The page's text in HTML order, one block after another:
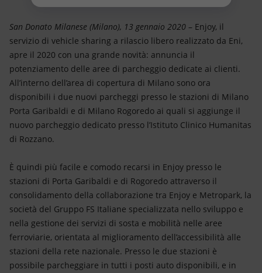
Modello satellitare
Energia accessibile
Innovazione
Scenari energetici
Attività nel mondo
San Donato Milanese (Milano), 13 gennaio 2020 – Enjoy, il
servizio di vehicle sharing a rilascio libero realizzato da Eni,
apre il 2020 con una grande novità: annuncia il
potenziamento delle aree di parcheggio dedicate ai clienti.
All’interno dell’area di copertura di Milano sono ora
disponibili i due nuovi parcheggi presso le stazioni di Milano
Porta Garibaldi e di Milano Rogoredo ai quali si aggiunge il
nuovo parcheggio dedicato presso l’Istituto Clinico Humanitas
di Rozzano.
È quindi più facile e comodo recarsi in Enjoy presso le
stazioni di Porta Garibaldi e di Rogoredo attraverso il
consolidamento della collaborazione tra Enjoy e Metropark, la
società del Gruppo FS Italiane specializzata nello sviluppo e
nella gestione dei servizi di sosta e mobilità nelle aree
ferroviarie, orientata al miglioramento dell’accessibilità alle
stazioni della rete nazionale. Presso le due stazioni è
possibile parcheggiare in tutti i posti auto disponibili, e in